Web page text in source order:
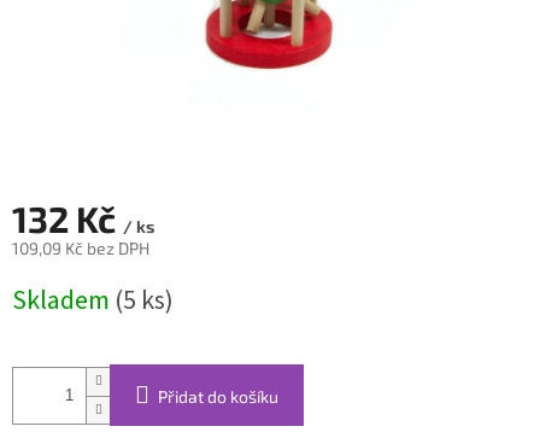
132 Kč / ks
109,09 Kč bez DPH
cena:
Skladem (5 ks)
Přidat do košíku